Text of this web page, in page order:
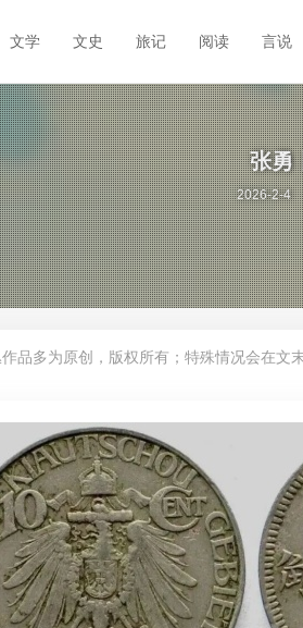
文学 文史 旅记 阅读 言说
张勇
2026-2-4
品多为原创，版权所有；特殊情况会在文